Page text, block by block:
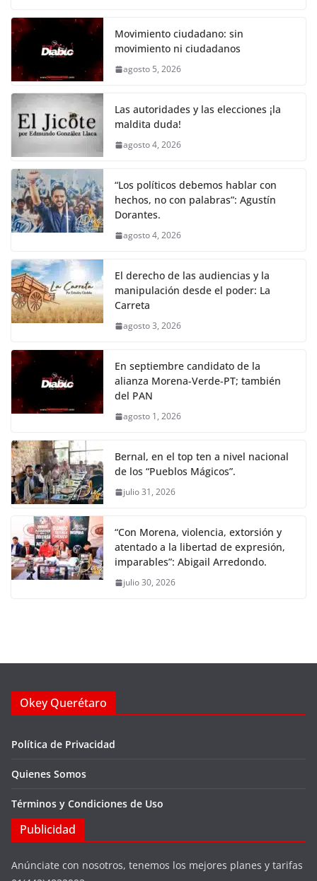
k
c
e
b
o
o
k
itt
er s
A
p
y
Li
k
gr
a
e
Movimiento ciudadano: sin
movimiento ni ciudadanos
agosto 5, 2026
Las autoridades y las elecciones ¡la
maldita duda!
agosto 4, 2026
“Los políticos debemos hablar con
hechos, no con palabras”: Agustín
Dorantes.
agosto 4, 2026
El derecho de las audiencias y la
manipulación desde el poder: La
Carreta
agosto 3, 2026
En septiembre candidato de la
alianza Morena-Verde-PT; también
del PAN
agosto 1, 2026
Bernal, en el top ten a nivel nacional
de los “Pueblos Mágicos”.
julio 31, 2026
“Con Morena, violencia, extorsión y
atentado a la libertad de expresión,
imparables”: Abigail Arredondo.
julio 30, 2026
Okey Querétaro
Política de Privacidad
Quienes Somos
Términos y Condiciones de Uso
Publicidad
Anúnciate con nosotros, tenemos los mejores planes y tarifas